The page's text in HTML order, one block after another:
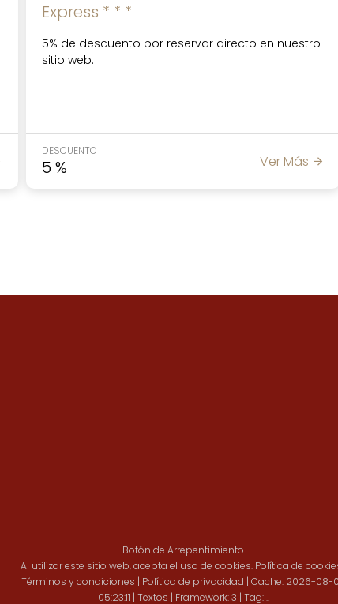
Express * * *
5% de descuento por reservar directo en nuestro
sitio web.
DESCUENTO
5 % Ver Más
Botón de Arrepentimiento
Al utilizar este sitio web, acepta el uso de cookies. Política de
Términos y condiciones | Política de privacidad | Cache: 2026-08-
05:23:11 | Textos | Framework: 3 | Tag:..